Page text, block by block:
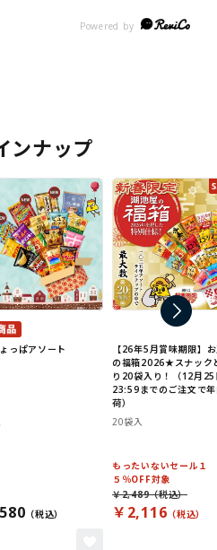
ンナップ
っぱアソート
【26年5月賞味期限】
の福箱2026★スナック
り20袋入り！（12月25
23:59までのご注文で
荷）
20袋入
もったいないセール１
５％OFF対象
￥2,116
￥2,489